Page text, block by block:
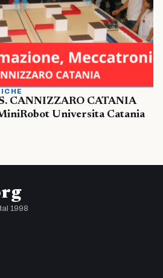
CANNIZZARO CATANIA
Universita Catania
1998